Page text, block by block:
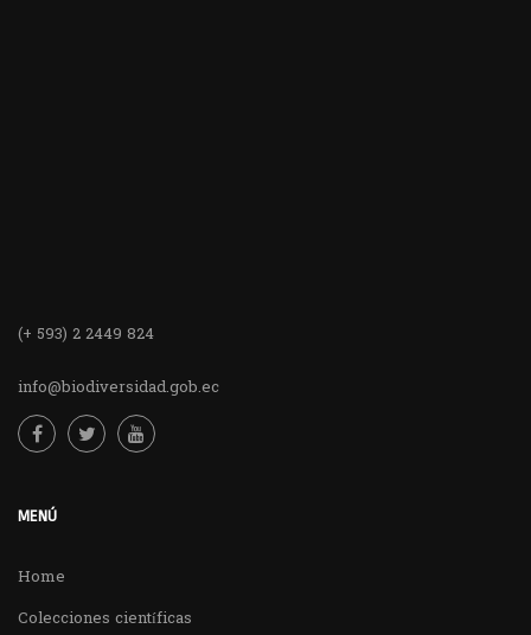
(+ 593) 2 2449 824
info@biodiversidad.gob.ec
MENÚ
Home
Colecciones científicas